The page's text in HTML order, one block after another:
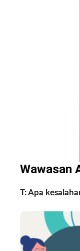
Wawasan
T: Apa